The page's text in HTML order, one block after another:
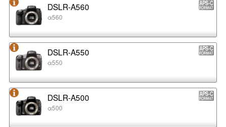
DSLR-A560
α560
DSLR-A550
α550
DSLR-A500
α500